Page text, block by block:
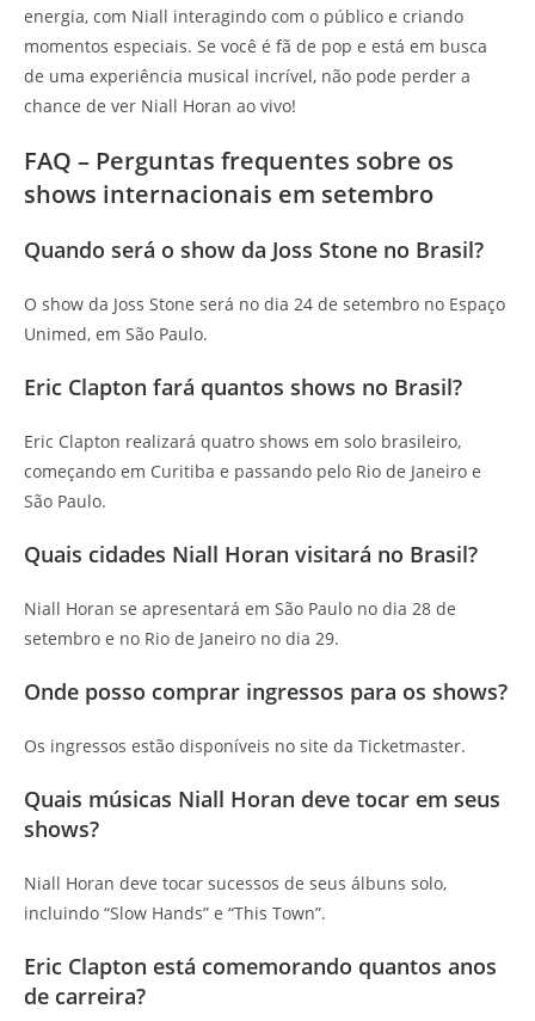
energia, com Niall interagindo com o público e criando
momentos especiais. Se você é fã de pop e está em busca
de uma experiência musical incrível, não pode perder a
chance de ver Niall Horan ao vivo!
FAQ – Perguntas frequentes sobre os
shows internacionais em setembro
Quando será o show da Joss Stone no Brasil?
O show da Joss Stone será no dia 24 de setembro no Espaço
Unimed, em São Paulo.
Eric Clapton fará quantos shows no Brasil?
Eric Clapton realizará quatro shows em solo brasileiro,
começando em Curitiba e passando pelo Rio de Janeiro e
São Paulo.
Quais cidades Niall Horan visitará no Brasil?
Niall Horan se apresentará em São Paulo no dia 28 de
setembro e no Rio de Janeiro no dia 29.
Onde posso comprar ingressos para os shows?
Os ingressos estão disponíveis no site da Ticketmaster.
Quais músicas Niall Horan deve tocar em seus
shows?
Niall Horan deve tocar sucessos de seus álbuns solo,
incluindo “Slow Hands” e “This Town”.
Eric Clapton está comemorando quantos anos
de carreira?